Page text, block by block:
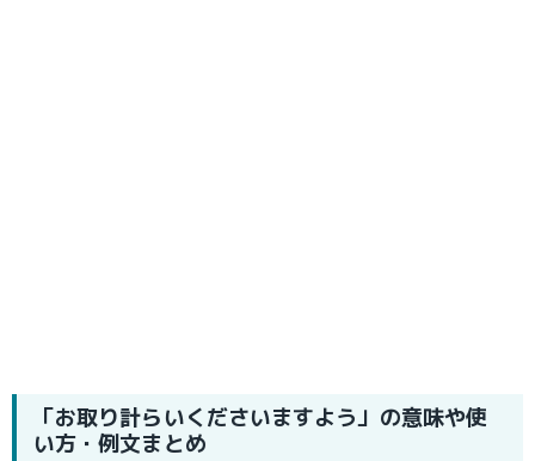
「お取り計らいくださいますよう」の意味や使
い方・例文まとめ